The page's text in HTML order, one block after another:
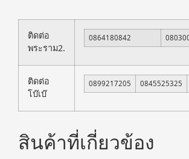
ติดต่อ
พระราม2.
0864180842
ติดต่อ
โบ๊เบ๊
0899217205 0845525325
สินค้าที่เกี่ยวข้อง